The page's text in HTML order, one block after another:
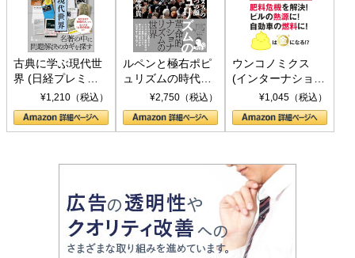
古典に学ぶ現代世
界 (日経プレミア
シリーズ)¥1,210（税込）
ルペンと極右ポピ
ュリズムの時代：
〈ヤヌス〉の二つ
の顔
¥2,750（税込）
ウンコノミクス
(インターナショナ
ル新書)¥1,045（税込）